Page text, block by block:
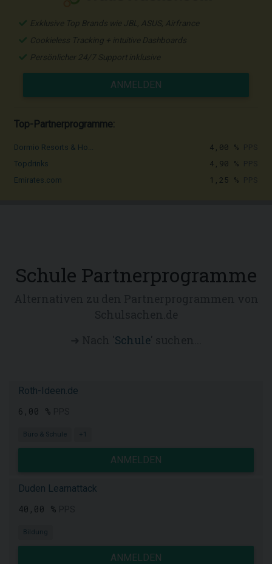
Exklusive Top Brands wie JBL, ASUS, Airfrance
Cookieless Tracking + intuitive Dashboards
Persönlicher 24/7 Support inklusive
ANMELDEN
Top-Partnerprogramme:
Dormio Resorts & Ho... 4,00 %
Topdrinks 4,90 %
Emirates.com 1,25 %
Schule Partnerprogramme
Schule
Roth-Ideen.de
6,00 %
Büro & Schule +1
ANMELDEN
Duden Learnattack
40,00 %
Bildung
ANMELDEN